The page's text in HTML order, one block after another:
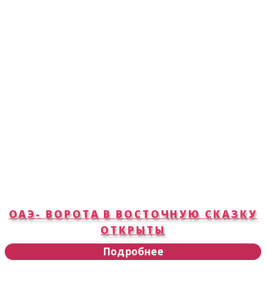
ОАЭ- ВОРОТА В ВОСТОЧНУЮ СКАЗКУ
ОТКРЫТЫ
Подробнее